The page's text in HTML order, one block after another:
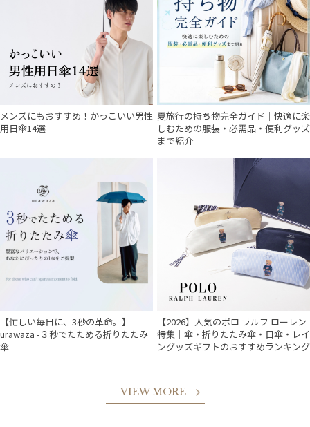
メンズにもおすすめ！かっこいい男性
用日傘14選
夏旅行の持ち物完全ガイド｜快適に楽
しむための服装・必需品・便利グッズ
まで紹介
【忙しい毎日に、3秒の革命。】
urawaza -３秒でたためる折りたたみ
傘-
【2026】人気のポロ ラルフ ローレン
特集｜傘・折りたたみ傘・日傘・レイ
ングッズギフトのおすすめランキング
VIEW MORE